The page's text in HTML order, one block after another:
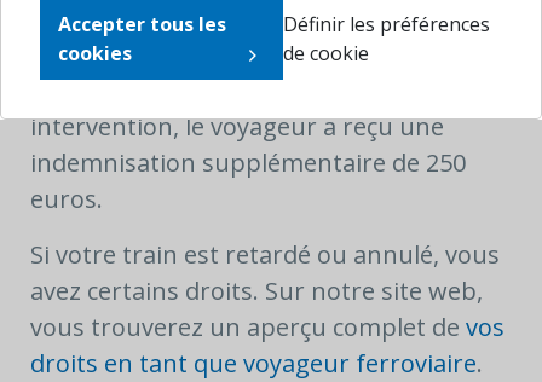
européennes. Néanmoins, elle a compris
que ce n'était pas une solution
satisfaisante pour le client. Grâce à notre
intervention, le voyageur a reçu une
indemnisation supplémentaire de 250
euros.
Si votre train est retardé ou annulé, vous
avez certains droits. Sur notre site web,
vous trouverez un aperçu complet de vos
droits en tant que voyageur ferroviaire.
Accepter tous les
cookies
Définir les préférences
de cookie